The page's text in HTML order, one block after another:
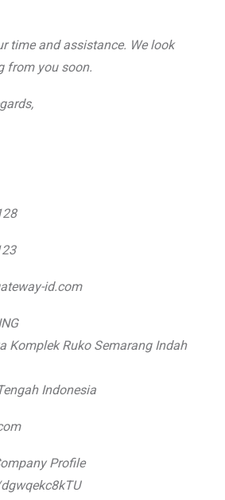
time and assistance. We look
from you soon.
id.com
Komplek Ruko Semarang Indah
Indonesia
Profile